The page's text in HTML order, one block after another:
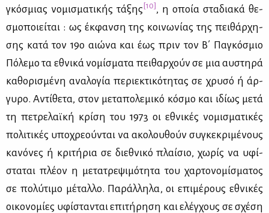
γκό­σμιας νο­μι­σμα­τι­κής τά­ξης [10] , η οποία στα­δια­κά θε­
σμο­ποιεί­ται : ως έκ­φαν­ση της κοι­νω­νί­ας της πει­θάρ­χη­
σης κα­τά τον 19ο αιώ­να και έως πριν τον Β΄ Πα­γκό­σμιο
Πό­λε­μο τα εθνι­κά νο­μί­σμα­τα πει­θαρ­χούν σε μια αυ­στη­ρά
κα­θο­ρι­σμέ­νη ανα­λο­γία πε­ριε­κτι­κό­τη­τας σε χρυ­σό ή άρ­
γυ­ρο. Αντί­θε­τα, στον με­τα­πο­λε­μι­κό κό­σμο και ιδί­ως με­τά
τη πε­τρε­λαϊ­κή κρί­ση του 1973 οι εθνι­κές νο­μι­σμα­τι­κές
πο­λι­τι­κές υπο­χρε­ού­νται να ακο­λου­θούν συ­γκε­κρι­μέ­νους
κα­νό­νες ή κρι­τή­ρια σε διε­θνι­κό πλαί­σιο, χω­ρίς να υφί­
στα­ται πλέ­ον η με­τα­τρε­ψι­μό­τη­τα του χαρ­το­νο­μί­σμα­τος
σε πο­λύ­τι­μο μέ­ταλ­λο. Πα­ράλ­λη­λα, οι επι­μέ­ρους εθνι­κές
οι­κο­νο­μί­ες υφί­στα­νται επι­τή­ρη­ση και ελέγ­χους σε σχέ­ση